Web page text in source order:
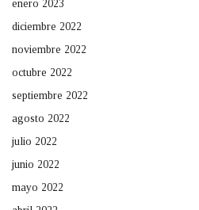
enero 2023
diciembre 2022
noviembre 2022
octubre 2022
septiembre 2022
agosto 2022
julio 2022
junio 2022
mayo 2022